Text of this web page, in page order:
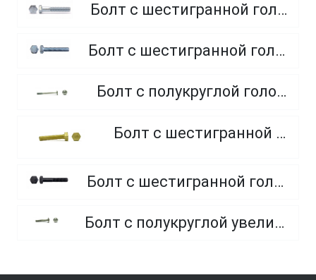
Болт с шестигранной головкой, неполная резьба, класс прочности 8.8
Болт с шестигранной головкой, полная резьба, класс прочности 10.9 и 12.9
Болт с полукруглой головкой и квадратным подголовником
Болт с шестигранной головкой, из латуни
Болт с шестигранной головкой, неполная резьба, класс прочности 10.9 и 12.9
Болт с полукруглой увеличенной головкой и усом класса точности C (мебельный)